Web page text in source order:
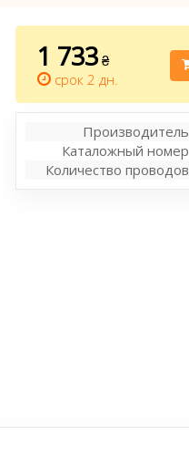
1 733 ₴
срок 2 дн.
Производитель
Каталожный номер
Количество проводов